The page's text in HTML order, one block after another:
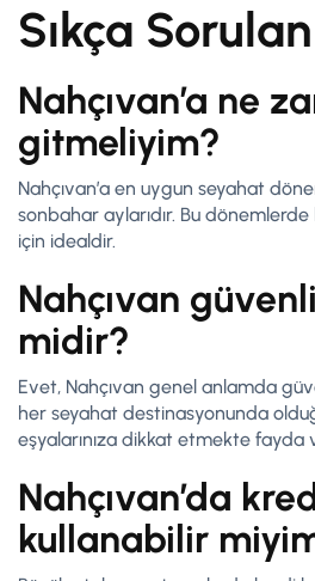
Sıkça
Nahçıvan’a ne
gitmeliyim?
Nahçıvan’a en uygun seyahat
sonbahar aylarıdır. Bu
için idealdir.
Nahçıvan
midir?
Evet, Nahçıvan genel anlamda
her seyahat destinasyonunda
eşyalarınıza dikkat etmekte fayda
Nahçıvan’da
kullanabilir